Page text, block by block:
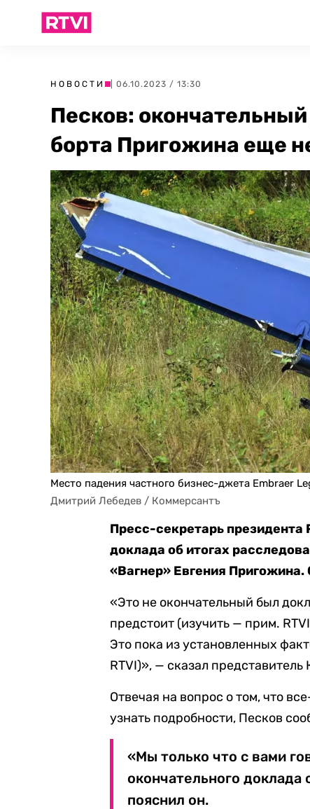
НОВОСТИ | 06.10.2023 / 13:30
Песков:
борта Пригожина еще
Место падения частного бизнес-джета Embraer
Дмитрий Лебедев / Коммерсантъ
Пресс-секретарь
доклада об итогах
«Вагнер» Евгения
«Это не окончательный был
предстоит (изучить — прим.
Это пока из установленных
RTVI)», — сказал представитель
Отвечая на вопрос о том, что
узнать подробности, Песков
«Мы только что с вами
окончательного
пояснил он.